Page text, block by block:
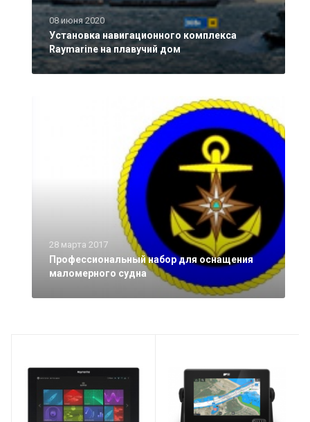
08 июня 2020
Установка навигационного комплекса
Raymarine на плавучий дом
28 марта 2017
Профессиональный набор для оснащения
маломерного судна